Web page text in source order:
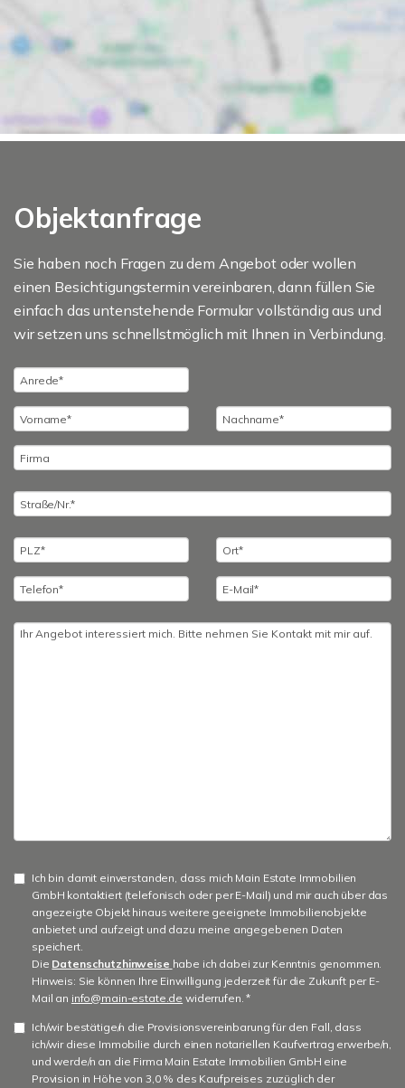
Objektanfrage
Sie haben noch Fragen zu dem Angebot oder wollen
einen Besichtigungstermin vereinbaren, dann füllen Sie
einfach das untenstehende Formular vollständig aus und
wir setzen uns schnellstmöglich mit Ihnen in Verbindung.
Ich bin damit einverstanden, dass mich Main Estate Immobilien
GmbH kontaktiert (telefonisch oder per E-Mail) und mir auch über das
angezeigte Objekt hinaus weitere geeignete Immobilienobjekte
anbietet und aufzeigt und dazu meine angegebenen Daten
speichert.
Die Datenschutzhinweise habe ich dabei zur Kenntnis genommen.
Hinweis: Sie können Ihre Einwilligung jederzeit für die Zukunft per E-
Mail an info@main-estate.de widerrufen. *
Ich/wir bestätige/n die Provisionsvereinbarung für den Fall, dass
ich/wir diese Immobilie durch einen notariellen Kaufvertrag erwerbe/n,
und werde/n an die Firma Main Estate Immobilien GmbH eine
Provision in Höhe von 3,0 % des Kaufpreises zuzüglich der